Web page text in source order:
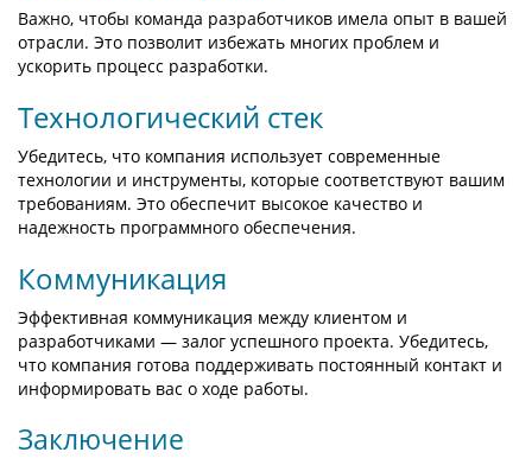
Важно, чтобы команда разработчиков имела опыт в вашей
отрасли. Это позволит избежать многих проблем и
ускорить процесс разработки.
Технологический стек
Убедитесь, что компания использует современные
технологии и инструменты, которые соответствуют вашим
требованиям. Это обеспечит высокое качество и
надежность программного обеспечения.
Коммуникация
Эффективная коммуникация между клиентом и
разработчиками — залог успешного проекта. Убедитесь,
что компания готова поддерживать постоянный контакт и
информировать вас о ходе работы.
Заключение